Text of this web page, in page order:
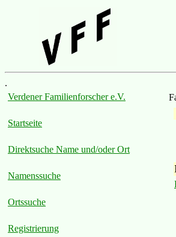
.
Verdener Familienforscher e.V.
Startseite
Direktsuche Name und/oder Ort
Namenssuche
Ortssuche
Registrierung